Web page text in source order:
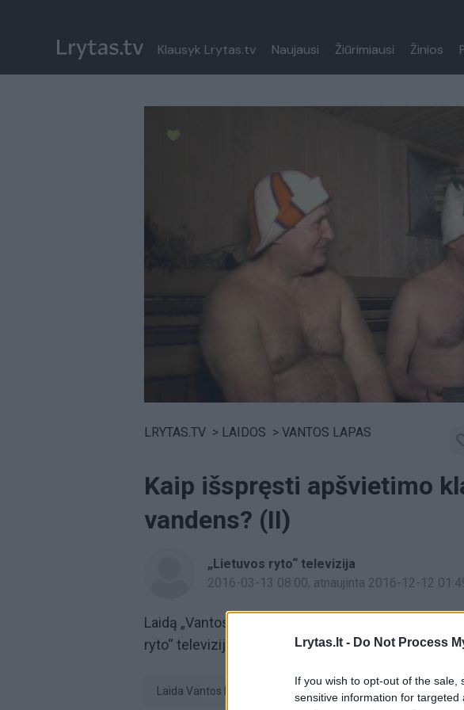
Lrytas.lt - Do Not Process
If you wish to opt-out of the
sensitive information for
Klausyk Lrytas.tv Naujausi Žiūrimiausi Žinios
LRYTAS.TV > LAIDOS > VANTOS LAPAS
Kaip išspręsti apšvietimo
vandens? (II)
„Lietuvos ryto“ televizija
2016-03-13 08:00, atnaujinta 2016-12-12
Laidą „Vantos lapas“ žiūrėkite kiekvieną
ryto“ televiziją.
laida Vantos lapas Himalajų druska